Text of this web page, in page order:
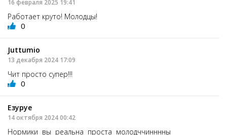
16 февраля 2025 19:41
Работает круто! Молодцы!
0
Juttumio
13 декабря 2024 17:09
Чит просто супер!!!
0
Езуруе
14 октября 2024 00:42
Нормики вы реальна проста молодччинннны